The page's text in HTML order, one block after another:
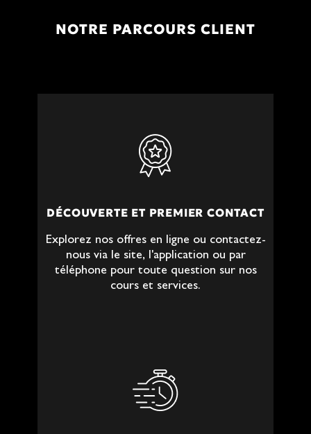
NOTRE PARCOURS CLIENT
DÉCOUVERTE ET PREMIER CONTACT
Explorez nos offres en ligne ou contactez-
nous via le site, l'application ou par
téléphone pour toute question sur nos
cours et services.